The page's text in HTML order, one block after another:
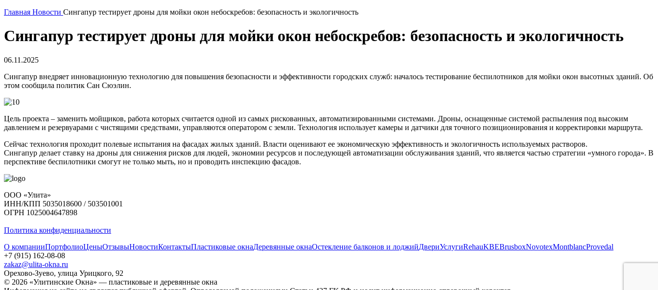
Главная Новости Сингапур тестирует дроны для мойки окон небоскребов: безопасность и экологичность
Сингапур тестирует дроны для мойки окон небоскребов: безопасность и экологичность
06.11.2025
Сингапур внедряет инновационную технологию для повышения безопасности и эффективности городских служб: началось тестирование беспилотников для мойки окон высотных зданий. Об
этом сообщила политик Сан Сюэлин.
Цель проекта – заменить мойщиков, работа которых считается одной из самых рискованных, автоматизированными системами. Дроны, оснащенные системой распыления под высоким
давлением и резервуарами с чистящими средствами, управляются оператором с земли. Технология использует камеры и датчики для точного позиционирования и корректировки маршрута.
Сейчас технология проходит полевые испытания на фасадах жилых зданий. Власти оценивают ее экономическую эффективность и экологичность используемых растворов.
Сингапур делает ставку на дроны для снижения рисков для людей, экономии ресурсов и последующей автоматизации обслуживания зданий, что является частью стратегии «умного города». В
перспективе беспилотники смогут не только мыть, но и проводить инспекцию фасадов.
ООО «Улита»
ИНН/КПП 5035018600 / 503501001
ОГРН 1025004647898
Политика конфиденциальности
О компанииПортфолиоЦеныОтзывыНовостиКонтактыПластиковые окнаДеревянные окнаОстекление балконов и лоджийДвериУслугиRehauKBEBrusboxNovotexMontblancProvedal
+7 (915) 162-08-08
zakaz@ulita-okna.ru
Орехово-Зуево, улица Урицкого, 92
© 2026 «Улитинские Окна» — пластиковые и деревянные окна